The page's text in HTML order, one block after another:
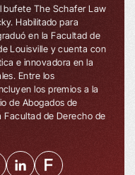
bufete The Schafer Law
Habilitado para
en la Facultad de
Louisville y cuenta con
e innovadora en la
Entre los
los premios a la
de Abogados de
Facultad de Derecho de